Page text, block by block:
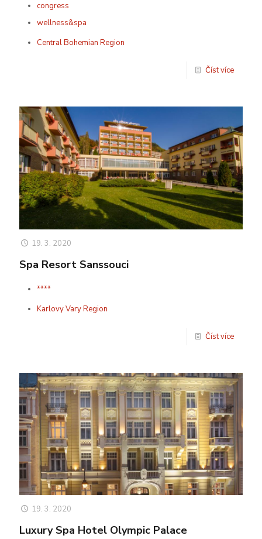
congress
wellness&spa
Central Bohemian Region
Číst více
19. 3. 2020
Spa Resort Sanssouci
****
Karlovy Vary Region
Číst více
19. 3. 2020
Luxury Spa Hotel Olympic Palace